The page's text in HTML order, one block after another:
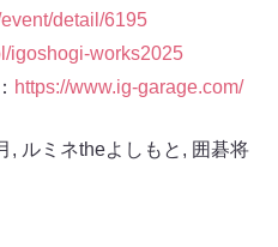
detail/6195
igoshogi-works2025
https://www.ig-garage.com/
, ルミネtheよしもと , 囲碁将